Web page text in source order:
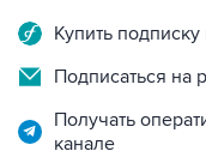
Купить
Подписаться на
Получать
канале